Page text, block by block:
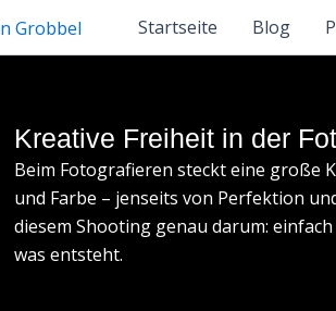
Startseite Blog
Kreative Freiheit in der
Beim Fotografieren steckt eine große
und Farbe – jenseits von Perfektion
diesem Shooting genau darum:
was entsteht.